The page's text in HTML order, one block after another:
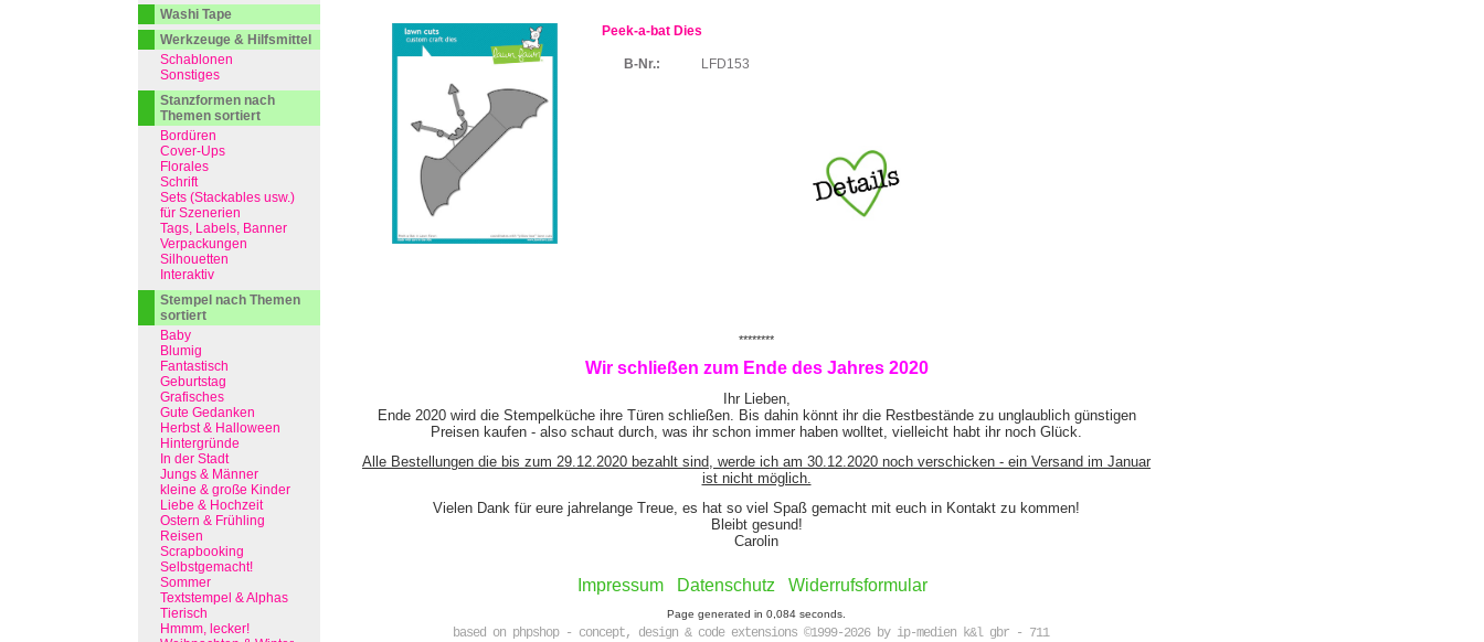
Peek-a-bat Dies
B-Nr.: LFD153
********
Wir schließen zum Ende des Jahres 2020
Ihr Lieben,
Ende 2020 wird die Stempelküche ihre Türen schließen. Bis dahin könnt ihr die Restbestände zu unglaublich günstigen
Preisen kaufen - also schaut durch, was ihr schon immer haben wolltet, vielleicht habt ihr noch Glück.
Alle Bestellungen die bis zum 29.12.2020 bezahlt sind, werde ich am 30.12.2020 noch verschicken - ein Versand im Januar
ist nicht möglich.
Vielen Dank für eure jahrelange Treue, es hat so viel Spaß gemacht mit euch in Kontakt zu kommen!
Bleibt gesund!
Carolin
Impressum Datenschutz Widerrufsformular
Page generated in 0,084 seconds.
based on phpshop - concept, design & code extensions ©1999-2026 by ip-medien k&l gbr - 711
Washi Tape
Werkzeuge & Hilfsmittel
Schablonen
Sonstiges
Stanzformen nach
Themen sortiert
Bordüren
Cover-Ups
Florales
Schrift
Sets (Stackables usw.)
für Szenerien
Tags, Labels, Banner
Verpackungen
Silhouetten
Interaktiv
Stempel nach Themen
sortiert
Baby
Blumig
Fantastisch
Geburtstag
Grafisches
Gute Gedanken
Herbst & Halloween
Hintergründe
In der Stadt
Jungs & Männer
kleine & große Kinder
Liebe & Hochzeit
Ostern & Frühling
Reisen
Scrapbooking
Selbstgemacht!
Sommer
Textstempel & Alphas
Tierisch
Hmmm, lecker!